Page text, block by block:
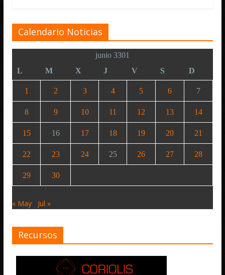
Calendario Noticias
junio 3301
L
M X J V S D
1 2 3 4 5 6 7
8 9 10 11 12 13 14
15 16 17 18 19 20 21
22 23 24 25 26 27 28
29 30
« May Jul »
Recursos